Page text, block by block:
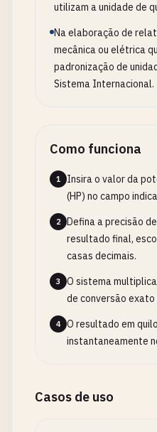
utilizam a unidade de
Na elaboração de
mecânica ou elétrica
padronização de
Sistema Internacional.
Como funciona
1
Insira o valor da
(HP) no campo
2
Defina a precisão
resultado final,
casas decimais.
3
O sistema
de conversão
4
O resultado em
instantaneamente
Casos de uso